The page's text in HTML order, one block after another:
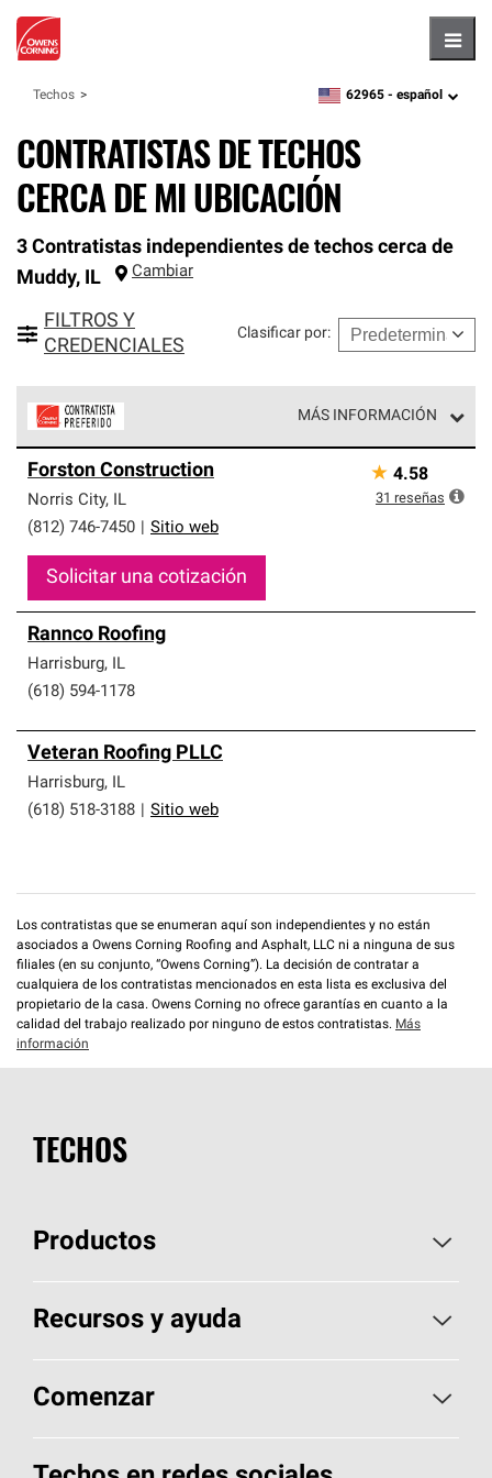
Techos zipcode,language
62965 - español
CONTRATISTAS DE TECHOS
CERCA DE MI UBICACIÓN
3 Contratistas independientes de techos cerca de
Muddy, IL Cambiar
FILTROS Y
CREDENCIALES
Clasificar por:
MÁS INFORMACIÓN
parte de una red exclusiva de profesionales de techos
que cumplen con altos estándares y requisitos estrictos
de profesionalismo y confiabilidad.
Forston Construction
Norris City, IL
(812) 746-7450
Sitio web
Solicitar una cotización
★ 4.58
31 reseñas
Rannco Roofing
Harrisburg, IL
(618) 594-1178
Veteran Roofing PLLC
Harrisburg, IL
(618) 518-3188
Sitio web
Los contratistas que se enumeran aquí son independientes y no están
asociados a Owens Corning Roofing and Asphalt, LLC ni a ninguna de sus
filiales (en su conjunto, “Owens Corning”). La decisión de contratar a
cualquiera de los contratistas mencionados en esta lista es exclusiva del
propietario de la casa. Owens Corning no ofrece garantías en cuanto a la
calidad del trabajo realizado por ninguno de estos contratistas. Más
información
TECHOS
Productos
Elija sus tejas
Encuentre un contratista
Recursos y ayuda
Aspectos básicos sobre techos
Herramientas de diseño y color
Comenzar
Llame al 1-800-GET-PINK®